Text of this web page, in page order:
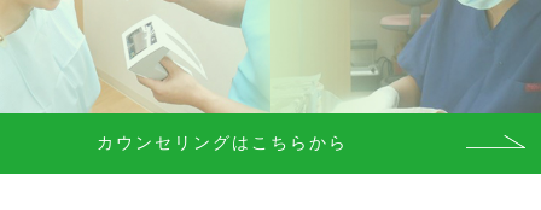
カウンセリングはこちらから